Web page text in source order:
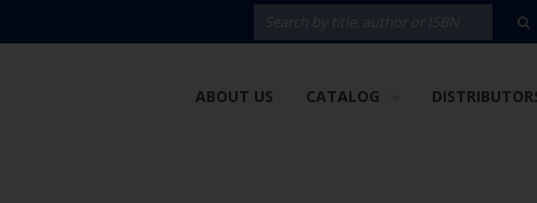
ABOUT US CATALOG